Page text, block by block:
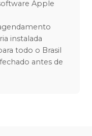
Apple
instalada
todo o Brasil
antes de